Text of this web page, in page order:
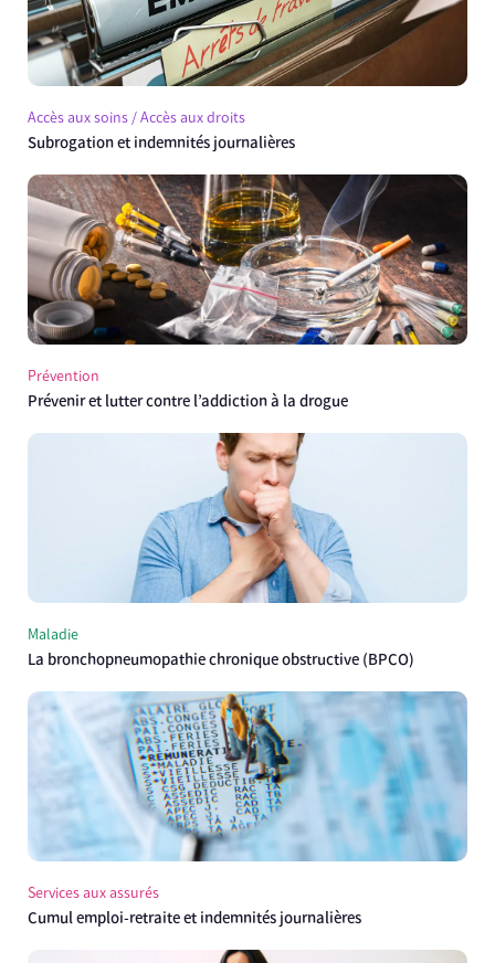
Accès aux soins / Accès aux droits
Subrogation et indemnités journalières
Prévention
Prévenir et lutter contre l’addiction à la drogue
Maladie
La bronchopneumopathie chronique obstructive (BPCO)
Services aux assurés
Cumul emploi-retraite et indemnités journalières